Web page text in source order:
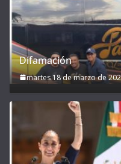
Difamación
martes 18 de marzo de